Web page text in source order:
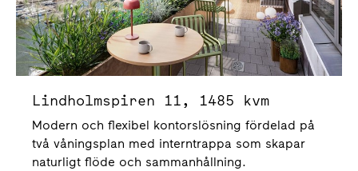
Lindholmspiren 11, 1485 kvm
Modern och flexibel kontorslösning fördelad på
två våningsplan med interntrappa som skapar
naturligt flöde och sammanhållning.